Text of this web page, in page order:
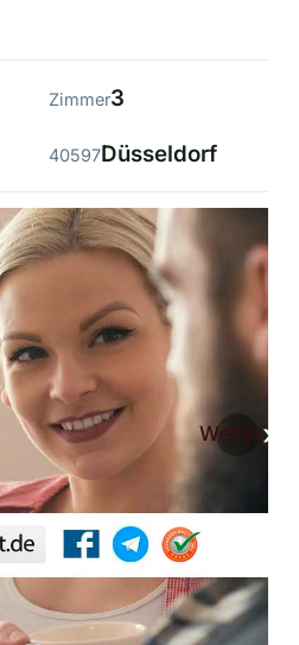
Zimmer3
40597Düsseldorf
Weiter